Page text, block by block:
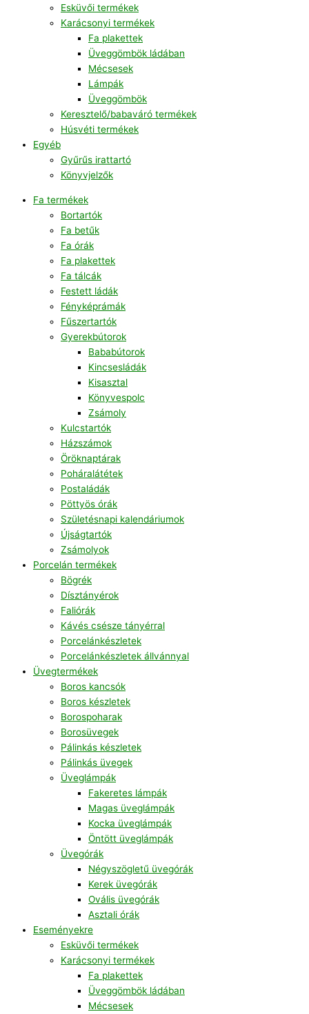
Esküvői termékek
Karácsonyi termékek
Fa plakettek
Üveggömbök ládában
Mécsesek
Lámpák
Üveggömbök
Keresztelő/babaváró termékek
Húsvéti termékek
Egyéb
Gyűrűs irattartó
Könyvjelzők
Fa termékek
Bortartók
Fa betűk
Fa órák
Fa plakettek
Fa tálcák
Festett ládák
Fényképrámák
Fűszertartók
Gyerekbútorok
Bababútorok
Kincsesládák
Kisasztal
Könyvespolc
Zsámoly
Kulcstartók
Házszámok
Öröknaptárak
Poháralátétek
Postaládák
Pöttyös órák
Születésnapi kalendáriumok
Újságtartók
Zsámolyok
Porcelán termékek
Bögrék
Dísztányérok
Faliórák
Kávés csésze tányérral
Porcelánkészletek
Porcelánkészletek állvánnyal
Üvegtermékek
Boros kancsók
Boros készletek
Borospoharak
Borosüvegek
Pálinkás készletek
Pálinkás üvegek
Üveglámpák
Fakeretes lámpák
Magas üveglámpák
Kocka üveglámpák
Öntött üveglámpák
Üvegórák
Négyszögletű üvegórák
Kerek üvegórák
Ovális üvegórák
Asztali órák
Eseményekre
Esküvői termékek
Karácsonyi termékek
Fa plakettek
Üveggömbök ládában
Mécsesek